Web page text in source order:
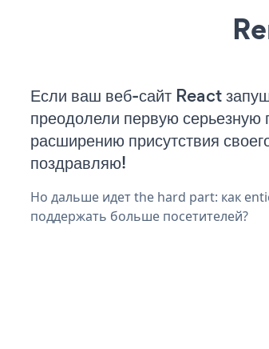
Если ваш веб-сайт React
преодолели первую серьезную
расширению присутствия
поздравляю!
Но дальше идет the hard part: как
поддержать больше посетителей?